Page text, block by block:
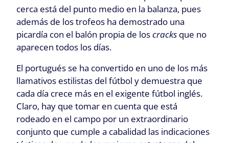
cerca está del punto medio en la balanza, pues
además de los trofeos ha demostrado una
picardía con el balón propia de loscracks que no
aparecen todos los días.
El portugués se ha convertido en uno de los más
llamativos estilistas del fútbol y demuestra que
cada día crece más en el exigente fútbol inglés.
Claro, hay que tomar en cuenta que está
rodeado en el campo por un extraordinario
conjunto que cumple a cabalidad las indicaciones